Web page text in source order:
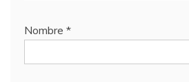
Nombre *